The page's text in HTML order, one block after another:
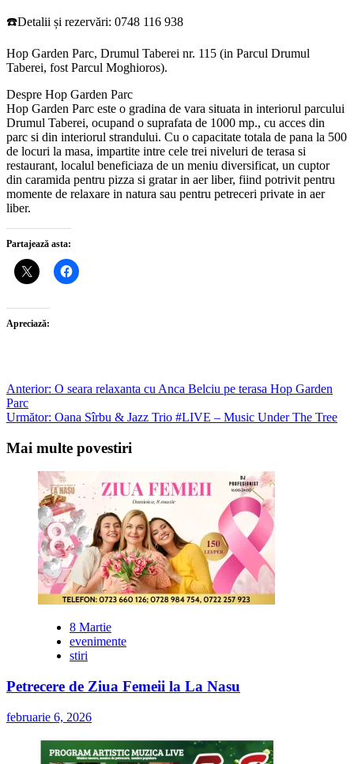
☎️Detalii și rezervări: 0748 116 938
Hop Garden Parc, Drumul Taberei nr. 115 (in Parcul Drumul
Taberei, fost Parcul Moghioros).
Despre Hop Garden Parc
Hop Garden Parc este o gradina de vara situata in interiorul parcului
Drumul Taberei, ocupand o suprafata de 1000 mp., cu acces din
parc si din interiorul strandului. Cu o capacitate totala de pana la 500
de locuri la masa, impartite intre cele trei niveluri de terasa si
restaurant, localul beneficiaza de un meniu diversificat, un cuptor
din caramida pentru pizza si gratar in aer liber, fiind potrivit pentru
momente de relaxare in natura sau pentru petreceri private in aer
liber.
Partajează asta:
Apreciază:
Post
navigation
Anterior: O seara relaxanta cu Anca Belciu pe terasa Hop Garden
Parc
Următor: Oana Sîrbu & Jazz Trio #LIVE – Music Under The Tree
Mai multe povestiri
8 Martie
evenimente
stiri
Petrecere de Ziua Femeii la La Nasu
februarie 6, 2026